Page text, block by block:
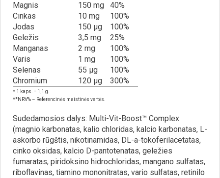
Magnis
150 mg
40%
Cinkas
10 mg
100%
Jodas
150 μg
100%
Geležis
3,5 mg
25%
Manganas
2 mg
100%
Varis
1 mg
100%
Selenas
55 μg
100%
Chromium
120 μg 300%
* 1 kaps. = 1,1 g.
**NRV% – Referencinės maistinės vertės.
Sudedamosios dalys: Multi-Vit-Boost™ Complex
(magnio karbonatas, kalio chloridas, kalcio karbonatas, L-
askorbo rūgštis, nikotinamidas, DL-a-tokoferilacetatas,
cinko oksidas, kalcio D-pantotenatas, geležies
fumaratas, piridoksino hidrochloridas, mangano sulfatas,
riboflavinas, tiamino mononitratas, vario sulfatas, retinilo